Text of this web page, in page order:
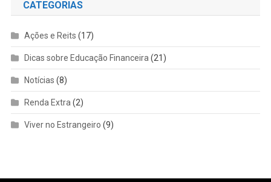
CATEGORIAS
Ações e Reits (17)
Dicas sobre Educação Financeira (21)
Notícias (8)
Renda Extra (2)
Viver no Estrangeiro (9)